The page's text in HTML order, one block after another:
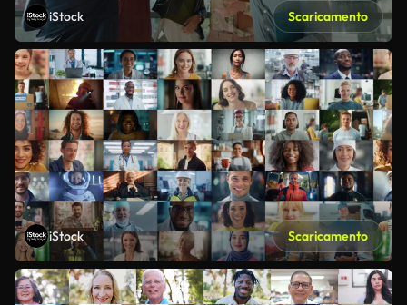
iStock Scaricamento
iStock Scaricamento